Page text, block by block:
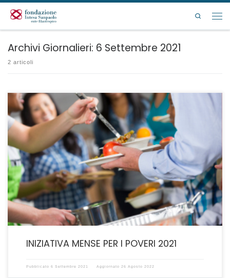
Passa al contenuto
Search
Archivi Giornalieri: 6 Settembre 2021
2 articoli
Scadenza iniziativa 8 ottobre 2021 con previsione di chiusura anticipata
al raggiungimento delle 100 adesioni
INIZIATIVA MENSE PER I POVERI 2021
Pubblicato 6 Settembre 2021 Aggiornato 26 Agosto 2022